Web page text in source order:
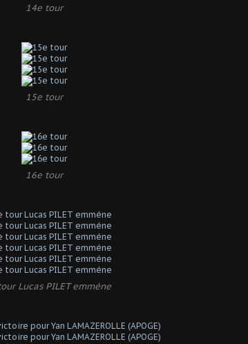
14e tour
15e tour
16e tour
Lucas PILET emméne